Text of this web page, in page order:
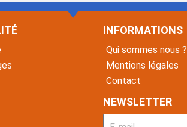
INFORMATIONS
Qui sommes nous ?
Mentions légales
Contact
NEWSLETTER